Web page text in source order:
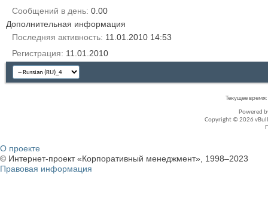
Сообщений в день 0.00
Дополнительная информация
Последняя активность 11.01.2010 14:53
Регистрация
11.01.2010
Текущее время:
Powered
Copyright © 2026
О проекте
© Интернет-проект «Корпоративный менеджмент», 1998–2023
Правовая информация